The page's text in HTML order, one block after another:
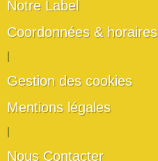
Notre Label
Coordonnées & horaires
Gestion des cookies
Mentions légales
Nous Contacter